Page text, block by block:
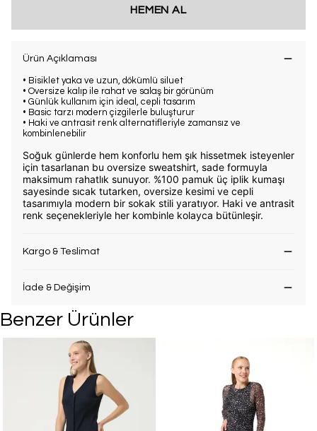
HEMEN AL
Ürün Açıklaması
• Bisiklet yaka ve uzun, dökümlü siluet
• Oversize kalıp ile rahat ve salaş bir görünüm
• Günlük kullanım için ideal, cepli tasarım
• Basic tarzı modern çizgilerle buluşturur
• Haki ve antrasit renk alternatifleriyle zamansız ve
kombinlenebilir
Soğuk günlerde hem konforlu hem şık hissetmek isteyenler
için tasarlanan bu oversize sweatshirt, sade formuyla
maksimum rahatlık sunuyor. %100 pamuk üç iplik kumaşı
sayesinde sıcak tutarken, oversize kesimi ve cepli
tasarımıyla modern bir sokak stili yaratıyor. Haki ve antrasit
renk seçenekleriyle her kombinle kolayca bütünleşir.
Kargo & Teslimat
İade & Değişim
Benzer Ürünler